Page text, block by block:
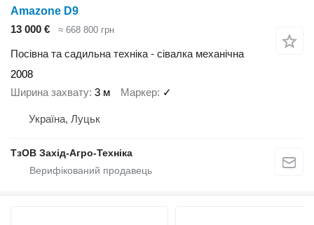
Amazone D9
13 000 €
≈ 668 800 грн
Посівна та садильна техніка - сівалка механічна
2008
Ширина захвату 3 м Маркер ✓
Україна, Луцьк
ТзОВ Захід-Агро-Техніка